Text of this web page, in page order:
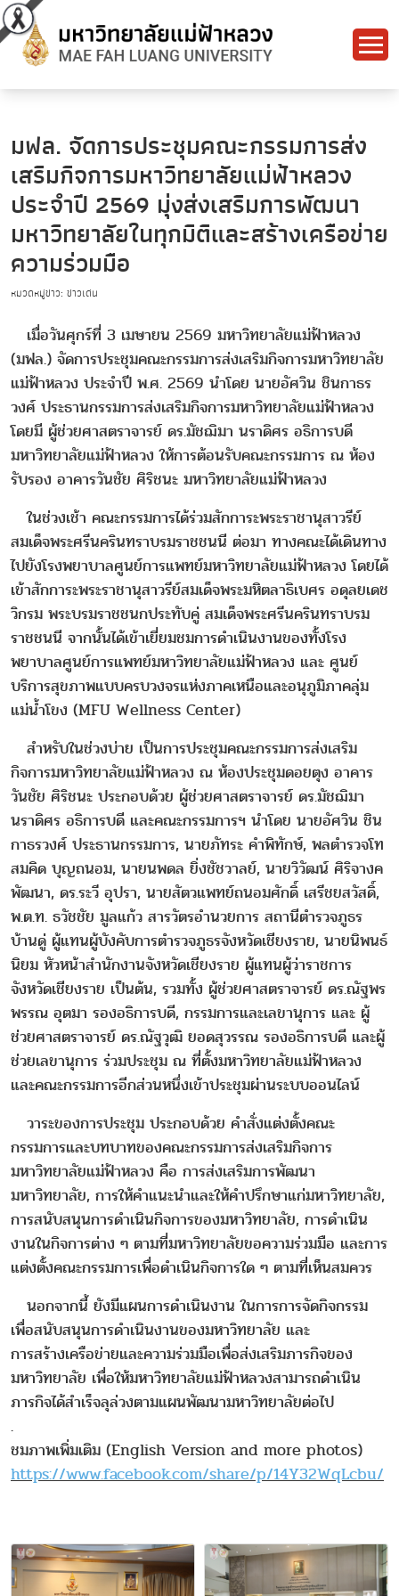
มฟล. จัดการประชุมคณะกรรมการส่ง
เสริมกิจการมหาวิทยาลัยแม่ฟ้าหลวง
ประจำปี 2569 มุ่งส่งเสริมการพัฒนา
มหาวิทยาลัยในทุกมิติและสร้างเครือข่าย
ความร่วมมือ
หมวดหมู่ข่าว: ข่าวเด่น
เมื่อวันศุกร์ที่ 3 เมษายน 2569 มหาวิทยาลัยแม่ฟ้าหลวง
(มฟล.) จัดการประชุมคณะกรรมการส่งเสริมกิจการมหาวิทยาลัย
แม่ฟ้าหลวง ประจำปี พ.ศ. 2569 นำโดย นายอัศวิน ชินกาธร
วงศ์ ประธานกรรมการส่งเสริมกิจการมหาวิทยาลัยแม่ฟ้าหลวง
โดยมี ผู้ช่วยศาสตราจารย์ ดร.มัชฌิมา นราดิศร อธิการบดี
มหาวิทยาลัยแม่ฟ้าหลวง ให้การต้อนรับคณะกรรมการ ณ ห้อง
รับรอง อาคารวันชัย ศิริชนะ มหาวิทยาลัยแม่ฟ้าหลวง
ในช่วงเช้า คณะกรรมการได้ร่วมสักการะพระราชานุสาวรีย์
สมเด็จพระศรีนครินทราบรมราชชนนี ต่อมา ทางคณะได้เดินทาง
ไปยังโรงพยาบาลศูนย์การแพทย์มหาวิทยาลัยแม่ฟ้าหลวง โดยได้
เข้าสักการะพระราชานุสาวรีย์สมเด็จพระมหิตลาธิเบศร อดุลยเดช
วิกรม พระบรมราชชนกประทับคู่ สมเด็จพระศรีนครินทราบรม
ราชชนนี จากนั้นได้เข้าเยี่ยมชมการดำเนินงานของทั้งโรง
พยาบาลศูนย์การแพทย์มหาวิทยาลัยแม่ฟ้าหลวง และ ศูนย์
บริการสุขภาพแบบครบวงจรแห่งภาคเหนือและอนุภูมิภาคลุ่ม
แม่น้ำโขง (MFU Wellness Center)
สำหรับในช่วงบ่าย เป็นการประชุมคณะกรรมการส่งเสริม
กิจการมหาวิทยาลัยแม่ฟ้าหลวง ณ ห้องประชุมดอยตุง อาคาร
วันชัย ศิริชนะ ประกอบด้วย ผู้ช่วยศาสตราจารย์ ดร.มัชฌิมา
นราดิศร อธิการบดี และคณะกรรมการฯ นำโดย นายอัศวิน ชิน
กาธรวงศ์ ประธานกรรมการ, นายภัทระ คำพิทักษ์, พลตำรวจโท
สมคิด บุญถนอม, นายนพดล ยิ่งชัชวาลย์, นายวิวัฒน์ ศิริจางค
พัฒนา, ดร.ระวี อุปรา, นายสัตวแพทย์ถนอมศักดิ์ เสรีชยสวัสดิ์,
พ.ต.ท. ธวัชชัย มูลแก้ว สารวัตรอำนวยการ สถานีตำรวจภูธร
บ้านดู่ ผู้แทนผู้บังคับการตำรวจภูธรจังหวัดเชียงราย, นายนิพนธ์
นิยม หัวหน้าสำนักงานจังหวัดเชียงราย ผู้แทนผู้ว่าราชการ
จังหวัดเชียงราย เป็นต้น, รวมทั้ง ผู้ช่วยศาสตราจารย์ ดร.ณัฐพร
พรรณ อุตมา รองอธิการบดี, กรรมการและเลขานุการ และ ผู้
ช่วยศาสตราจารย์ ดร.ณัฐวุฒิ ยอดสุวรรณ รองอธิการบดี และผู้
ช่วยเลขานุการ ร่วมประชุม ณ ที่ตั้งมหาวิทยาลัยแม่ฟ้าหลวง
และคณะกรรมการอีกส่วนหนึ่งเข้าประชุมผ่านระบบออนไลน์
วาระของการประชุม ประกอบด้วย คำสั่งแต่งตั้งคณะ
กรรมการและบทบาทของคณะกรรมการส่งเสริมกิจการ
มหาวิทยาลัยแม่ฟ้าหลวง คือ การส่งเสริมการพัฒนา
มหาวิทยาลัย, การให้คำแนะนำและให้คำปรึกษาแก่มหาวิทยาลัย,
การสนับสนุนการดำเนินกิจการของมหาวิทยาลัย, การดำเนิน
งานในกิจการต่าง ๆ ตามที่มหาวิทยาลัยขอความร่วมมือ และการ
แต่งตั้งคณะกรรมการเพื่อดำเนินกิจการใด ๆ ตามที่เห็นสมควร
นอกจากนี้ ยังมีแผนการดำเนินงาน ในการการจัดกิจกรรม
เพื่อสนับสนุนการดำเนินงานของมหาวิทยาลัย และ
การสร้างเครือข่ายและความร่วมมือเพื่อส่งเสริมภารกิจของ
มหาวิทยาลัย เพื่อให้มหาวิทยาลัยแม่ฟ้าหลวงสามารถดำเนิน
ภารกิจได้สำเร็จลุล่วงตามแผนพัฒนามหาวิทยาลัยต่อไป
.
ชมภาพเพิ่มเติม (English Version and more photos)
https://www.facebook.com/share/p/14Y32WqLcbu/